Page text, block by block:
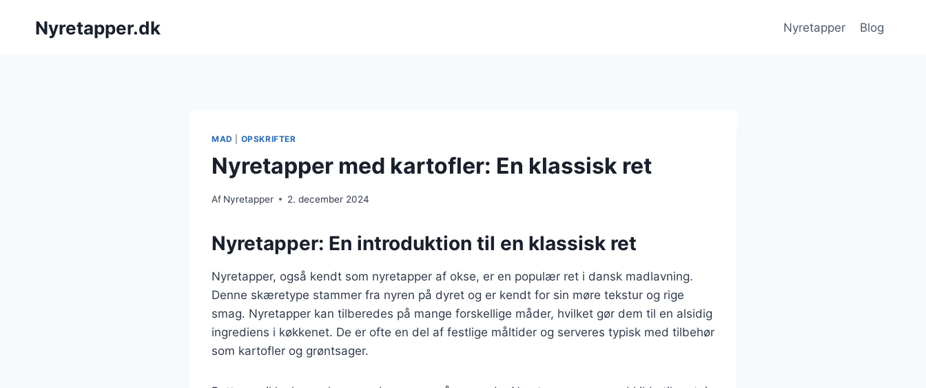
Nyretapper.dk Nyretapper Blog
MAD OPSKRIFTER
Nyretapper med kartofler: En klassisk ret
Af Nyretapper 2. december 2024
Nyretapper: En introduktion til en klassisk ret
Nyretapper, også kendt som nyretapper af okse, er en populær ret i dansk madlavning.
Denne skæretype stammer fra nyren på dyret og er kendt for sin møre tekstur og rige
smag. Nyretapper kan tilberedes på mange forskellige måder, hvilket gør dem til en alsidig
ingrediens i køkkenet. De er ofte en del af festlige måltider og serveres typisk med tilbehør
som kartofler og grøntsager.